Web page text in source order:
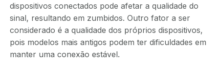
dispositivos conectados pode afetar a qualidade do
sinal, resultando em zumbidos. Outro fator a ser
considerado é a qualidade dos próprios dispositivos,
pois modelos mais antigos podem ter dificuldades em
manter uma conexão estável.